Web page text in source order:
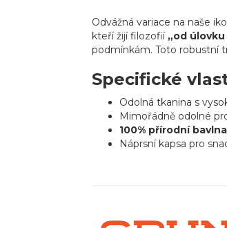
Odvážná variace na naše
kteří žijí filozofií „od
podmínkám. Toto robustní
Specifické
Odolná tkanina s
Mimořádně odolné
100% přírodní bavlna
Náprsní kapsa pro